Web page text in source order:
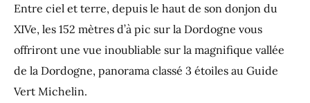
Entre ciel et terre, depuis le haut de son donjon du
XIVe, les 152 mètres d’à pic sur la Dordogne vous
offriront une vue inoubliable sur la magnifique vallée
de la Dordogne, panorama classé 3 étoiles au Guide
Vert Michelin.